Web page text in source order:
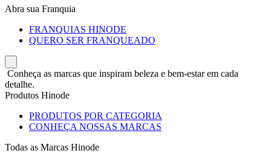
Abra sua Franquia
FRANQUIAS HINODE
QUERO SER FRANQUEADO
Conheça as marcas que inspiram beleza e bem-estar em cada
detalhe.
Produtos Hinode
PRODUTOS POR CATEGORIA
CONHEÇA NOSSAS MARCAS
Todas as Marcas Hinode